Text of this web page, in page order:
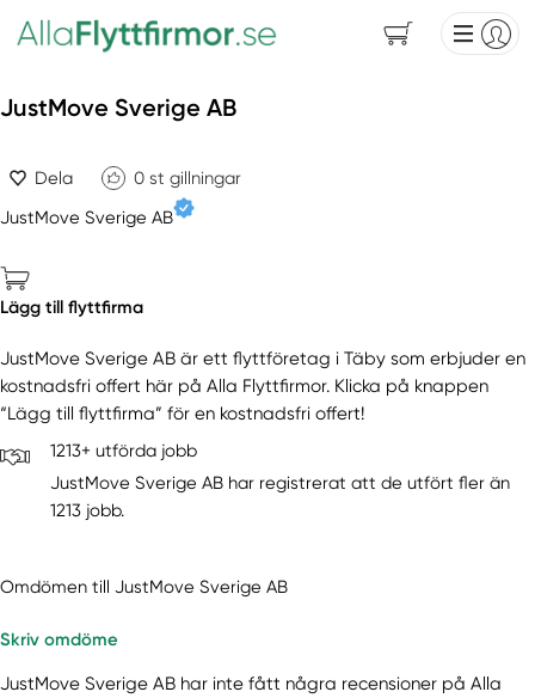
JustMove Sverige AB
Dela 0 st gillningar
JustMove Sverige AB
Lägg till flyttfirma
JustMove Sverige AB är ett flyttföretag i Täby som erbjuder en
kostnadsfri offert här på Alla Flyttfirmor. Klicka på knappen
“Lägg till flyttfirma” för en kostnadsfri offert!
1213+ utförda jobb
JustMove Sverige AB har registrerat att de utfört fler än
1213 jobb.
Omdömen till JustMove Sverige AB
Skriv omdöme
JustMove Sverige AB har inte fått några recensioner på Alla